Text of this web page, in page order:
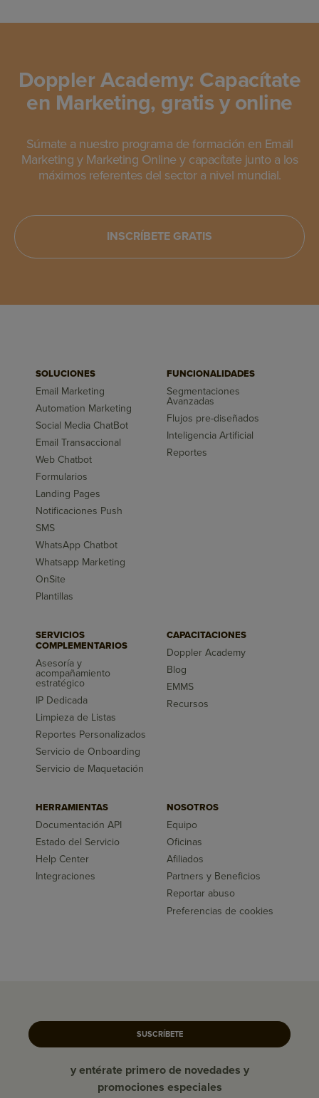
Doppler Academy: Capacítate
en Marketing, gratis y online
Súmate a nuestro programa de formación en Email
Marketing y Marketing Online y capacítate junto a los
máximos referentes del sector a nivel mundial.
INSCRÍBETE GRATIS
SOLUCIONES
Email Marketing
Automation Marketing
Social Media ChatBot
Email Transaccional
Web Chatbot
Formularios
Landing Pages
Notificaciones Push
SMS
WhatsApp Chatbot
Whatsapp Marketing
OnSite
Plantillas
FUNCIONALIDADES
Segmentaciones
Avanzadas
Flujos pre-diseñados
Inteligencia Artificial
Reportes
SERVICIOS
COMPLEMENTARIOS
Asesoría y
acompañamiento
estratégico
IP Dedicada
Limpieza de Listas
Reportes Personalizados
Servicio de Onboarding
Servicio de Maquetación
CAPACITACIONES
Doppler Academy
Blog
EMMS
Recursos
HERRAMIENTAS
Documentación API
Estado del Servicio
Help Center
Integraciones
NOSOTROS
Equipo
Oficinas
Afiliados
Partners y Beneficios
Reportar abuso
Preferencias de cookies
SUSCRÍBETE
y entérate primero de novedades y
promociones especiales